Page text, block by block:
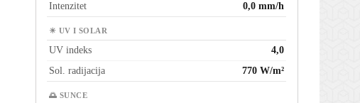
Intenzitet
0,0 mm/h
☀ UV I SOLAR
UV indeks
4,0
Sol. radijacija
770 W/m²
🌅 SUNCE